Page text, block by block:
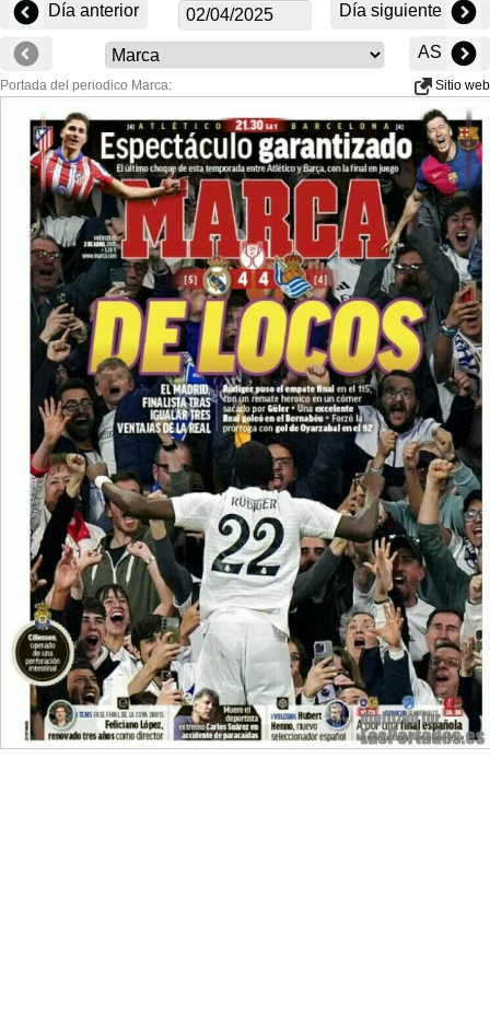
Día anterior Día siguiente
AS
Portada del periodico Marca: Sitio web